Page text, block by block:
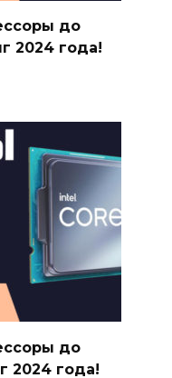
до
2024 года!
до
2024 года!